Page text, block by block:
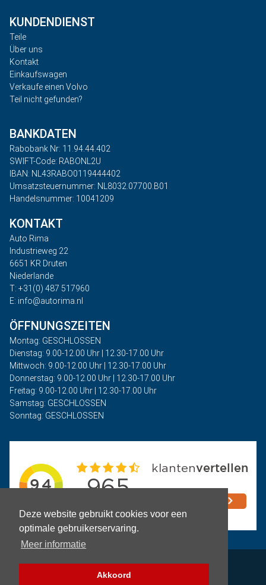
Deze website gebruikt cookies voor een
optimale gebruikerservaring.
Meer informatie
Akkoord
KUNDENDIENST
Teile
Über uns
Kontakt
Einkaufswagen
Verkaufe einen Volvo
Teil nicht gefunden?
BANKDATEN
Rabobank Nr: 11.94.44.402
SWIFT-Code: RABONL2U
IBAN: NL43RABO0119444402
Umsatzsteuernummer: NL8032.07700.B01
Handelsnummer: 10041209
KONTAKT
Auto Rima
Industrieweg 22
6651 KR Druten
Niederlande
T: +31(0) 487 517960
E: info@autorima.nl
ÖFFNUNGSZEITEN
Montag: GESCHLOSSEN
Dienstag: 9.00-12.00 Uhr | 12.30-17.00 Uhr
Mittwoch: 9.00-12.00 Uhr | 12.30-17.00 Uhr
Donnerstag: 9.00-12.00 Uhr | 12.30-17.00 Uhr
Freitag: 9.00-12.00 Uhr | 12.30-17.00 Uhr
Samstag: GESCHLOSSEN
Sonntag: GESCHLOSSEN
Privacy